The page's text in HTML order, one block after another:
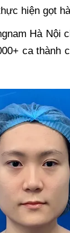
hiện gọt
Hà Nội
ca thành